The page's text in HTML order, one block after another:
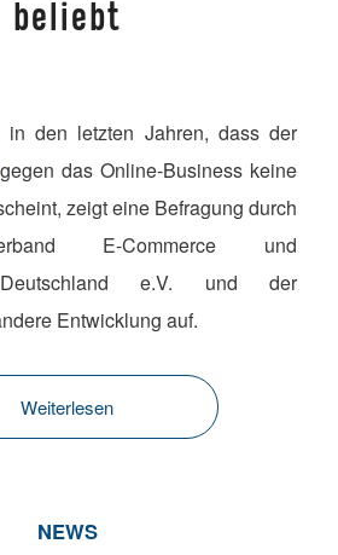
beliebt
in den letzten Jahren, dass der
gegen das Online-Business keine
zeigt eine Befragung durch
E-Commerce und
Deutschland e.V. und der
Entwicklung auf.
Weiterlesen
NEWS